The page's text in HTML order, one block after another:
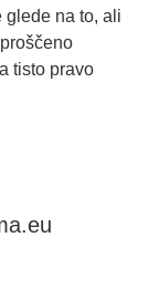
glede na to, ali
tisto pravo